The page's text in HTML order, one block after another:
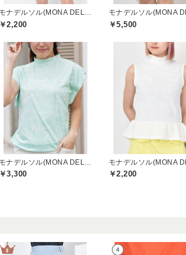
モナデルソル(MONA DELSOL)
￥2,200 ￥5,500
￥3,300 ￥2,200